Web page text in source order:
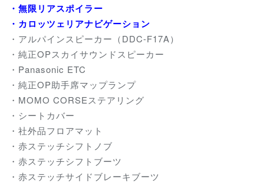
・無限リアスポイラー
・カロッツェリアナビゲーション
・アルパインスピーカー（DDC-F17A）
・純正OPスカイサウンドスピーカー
・Panasonic ETC
・純正OP助手席マップランプ
・MOMO CORSEステアリング
・シートカバー
・社外品フロアマット
・赤ステッチシフトノブ
・赤ステッチシフトブーツ
・赤ステッチサイドブレーキブーツ